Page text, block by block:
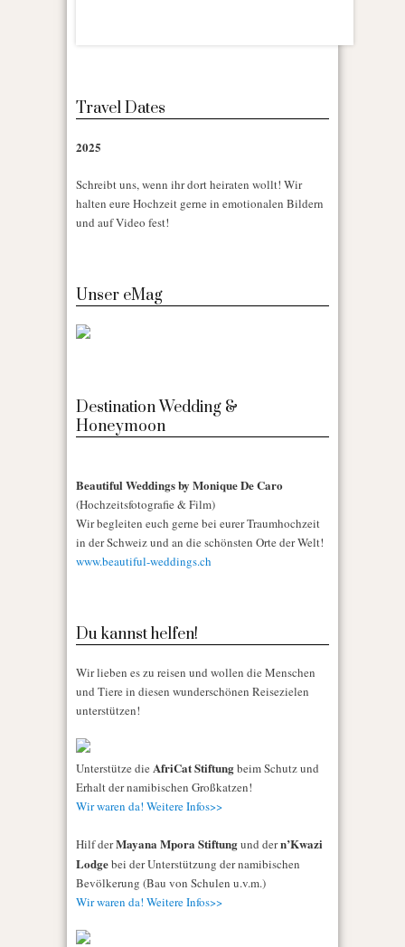
Travel Dates
2025
Schreibt uns, wenn ihr dort heiraten wollt! Wir
halten eure Hochzeit gerne in emotionalen Bildern
und auf Video fest!
Unser eMag
Destination Wedding &
Honeymoon
Beautiful Weddings by Monique De Caro
(Hochzeitsfotografie & Film)
Wir begleiten euch gerne bei eurer Traumhochzeit
in der Schweiz und an die schönsten Orte der Welt!
www.beautiful-weddings.ch
Du kannst helfen!
Wir lieben es zu reisen und wollen die Menschen
und Tiere in diesen wunderschönen Reisezielen
unterstützen!
Unterstütze die AfriCat Stiftungbeim Schutz und
Erhalt der namibischen Großkatzen!
Wir waren da! Weitere Infos>>
Hilf derMayana Mpora Stiftungund dern’Kwazi
Lodgebei der Unterstützung der namibischen
Bevölkerung (Bau von Schulen u.v.m.)
Wir waren da! Weitere Infos>>